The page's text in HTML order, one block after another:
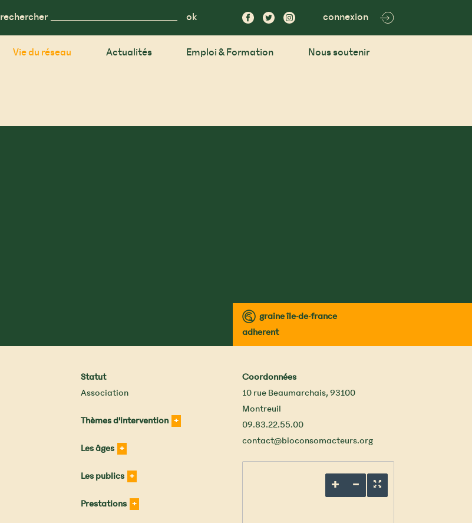
rechercher connexion
Vie du réseau Actualités Emploi & Formation Nous soutenir
™ graine île-de-france
adherent
Statut
Association
Thèmes d'intervention
Les âges
Les publics
Prestations
Coordonnées
10 rue Beaumarchais,93100
Montreuil
09.83.22.55.00
contact@bioconsomacteurs.org